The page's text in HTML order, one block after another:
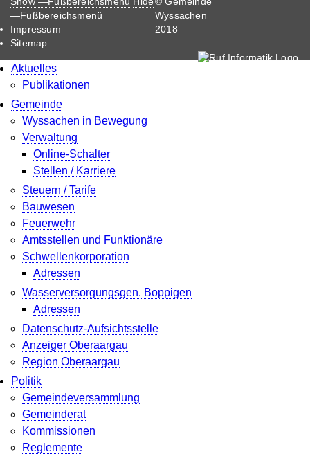
Fußbereichsmenü
—Fußbereichsmenü
Impressum
Sitemap
Wyssachen
2018
Aktuelles
Publikationen
Gemeinde
Wyssachen in Bewegung
Verwaltung
Online-Schalter
Stellen / Karriere
Steuern / Tarife
Bauwesen
Feuerwehr
Amtsstellen und Funktionäre
Schwellenkorporation
Adressen
Wasserversorgungsgen. Boppigen
Adressen
Datenschutz-Aufsichtsstelle
Anzeiger Oberaargau
Region Oberaargau
Politik
Gemeindeversammlung
Gemeinderat
Kommissionen
Reglemente